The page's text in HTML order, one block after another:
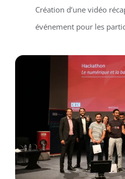
Création d’une vidéo
événement pour les